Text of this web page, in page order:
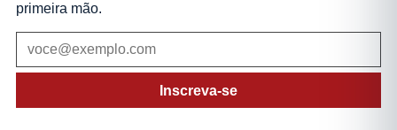
primeira mão.
Inscreva-se